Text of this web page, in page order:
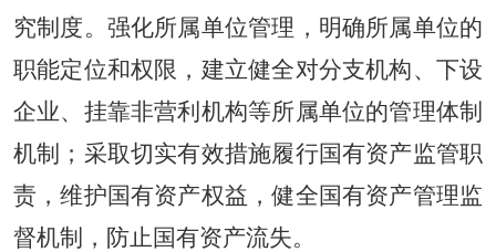
究制度。强化所属单位管理，明确所属单位的
职能定位和权限，建立健全对分支机构、下设
企业、挂靠非营利机构等所属单位的管理体制
机制；采取切实有效措施履行国有资产监管职
责，维护国有资产权益，健全国有资产管理监
督机制，防止国有资产流失。